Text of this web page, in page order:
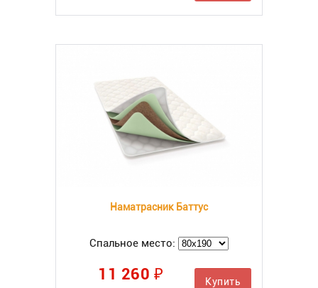
Наматрасник Баттус
Спальное место:
11 260 ₽ Купить